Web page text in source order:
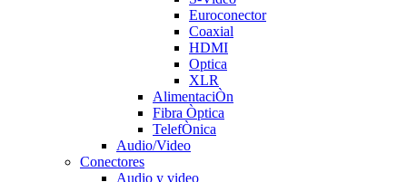
Euroconector
Coaxial
HDMI
Optica
XLR
AlimentaciÒn
Fibra Òptica
TelefÒnica
Audio/Video
Conectores
Audio y video